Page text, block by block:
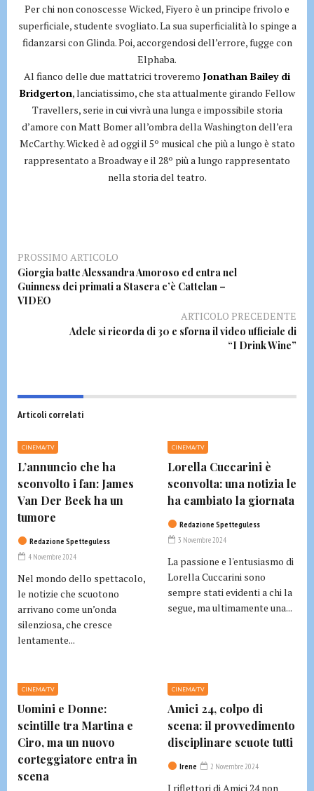
Per chi non conoscesse Wicked, Fiyero è un principe frivolo e
superficiale, studente svogliato. La sua superficialità lo spinge a
fidanzarsi con Glinda. Poi, accorgendosi dell’errore, fugge con
Elphaba.
Al fianco delle due mattatrici troveremo Jonathan Bailey di
Bridgerton, lanciatissimo, che sta attualmente girando Fellow
Travellers, serie in cui vivrà una lunga e impossibile storia
d’amore con Matt Bomer all’ombra della Washington dell’era
McCarthy. Wicked è ad oggi il 5º musical che più a lungo è stato
rappresentato a Broadway e il 28º più a lungo rappresentato
nella storia del teatro.
PROSSIMO ARTICOLO
Giorgia batte Alessandra Amoroso ed entra nel
Guinness dei primati a Stasera c’è Cattelan –
VIDEO
ARTICOLO PRECEDENTE
Adele si ricorda di 30 e sforna il video ufficiale di
“I Drink Wine”
Articoli correlati
CINEMA/TV
L’annuncio che ha
sconvolto i fan: James
Van Der Beek ha un
tumore
Redazione Spetteguless
4 Novembre 2024
Nel mondo dello spettacolo,
le notizie che scuotono
arrivano come un’onda
silenziosa, che cresce
lentamente...
CINEMA/TV
Lorella Cuccarini è
sconvolta: una notizia le
ha cambiato la giornata
Redazione Spetteguless
3 Novembre 2024
La passione e l'entusiasmo di
Lorella Cuccarini sono
sempre stati evidenti a chi la
segue, ma ultimamente una...
CINEMA/TV
Uomini e Donne:
scintille tra Martina e
Ciro, ma un nuovo
corteggiatore entra in
scena
CINEMA/TV
Amici 24, colpo di
scena: il provvedimento
disciplinare scuote tutti
Irene 2 Novembre 2024
I riflettori di Amici 24 non